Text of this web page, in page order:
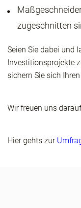
zugeschnitten
Seien Sie dabei und
Investitionsprojekte
sichern Sie sich
Wir freuen uns
Hier gehts zur